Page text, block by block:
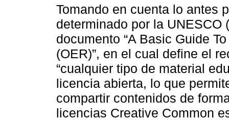
Tomando en cuenta lo antes
determinado por la
documento “A Basic Guide
(OER)”, en el cual define el
“cualquier tipo de material
licencia abierta, lo que
compartir contenidos de
licencias Creative Common